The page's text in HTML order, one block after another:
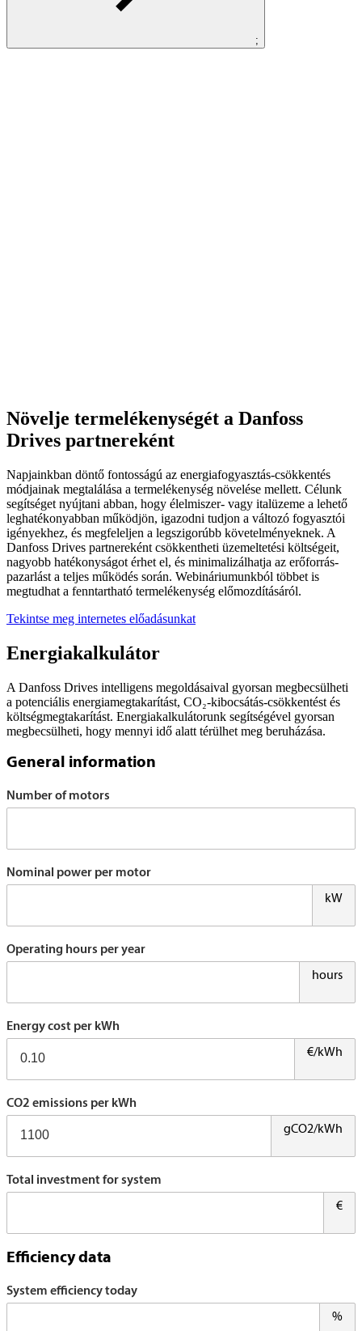
;
Növelje termelékenységét a Danfoss
Drives partnereként
Napjainkban döntő fontosságú az energiafogyasztás-csökkentés
módjainak megtalálása a termelékenység növelése mellett. Célunk
segítséget nyújtani abban, hogy élelmiszer- vagy italüzeme a lehető
leghatékonyabban működjön, igazodni tudjon a változó fogyasztói
igényekhez, és megfeleljen a legszigorúbb követelményeknek. A
Danfoss Drives partnereként csökkentheti üzemeltetési költségeit,
nagyobb hatékonyságot érhet el, és minimalizálhatja az erőforrás-
pazarlást a teljes működés során. Webináriumunkból többet is
megtudhat a fenntartható termelékenység előmozdításáról.
Tekintse meg internetes előadásunkat
Energiakalkulátor
A Danfoss Drives intelligens megoldásaival gyorsan megbecsülheti
a potenciális energiamegtakarítást, CO₂-kibocsátás-csökkentést és
költségmegtakarítást. Energiakalkulátorunk segítségével gyorsan
megbecsülheti, hogy mennyi idő alatt térülhet meg beruházása.
General information
Number of motors
Nominal power per motor
kW
Operating hours per year
hours
Energy cost per kWh
€/kWh
CO2 emissions per kWh
gCO2/kWh
Total investment for system
€
Efficiency data
System efficiency today
%